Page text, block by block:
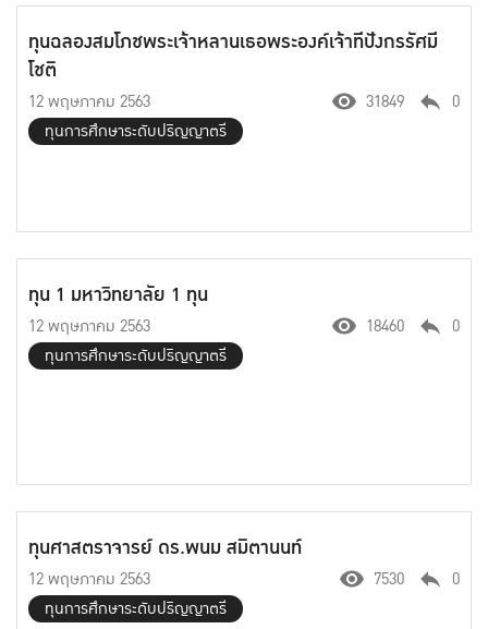
ทุนฉลองสมโภชพระเจ้าหลานเธอพระองค์เจ้าทีปังกรรัศมี
โชติ
12 พฤษภาคม 2563 31849
0
ทุนการศึกษาระดับปริญญาตรี
ทุน 1 มหาวิทยาลัย 1 ทุน
12 พฤษภาคม 2563 18460
0
ทุนการศึกษาระดับปริญญาตรี
ทุนศาสตราจารย์ ดร.พนม สมิตานนท์
12 พฤษภาคม 2563 7530
0
ทุนการศึกษาระดับปริญญาตรี